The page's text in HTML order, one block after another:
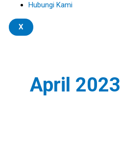
Hubungi Kami
X
:
April 2023